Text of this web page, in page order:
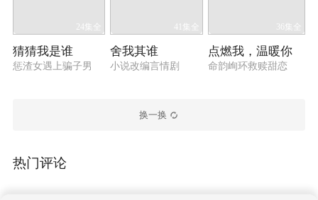
24集全
猜猜我是谁
惩渣女遇上骗子男
41集全
舍我其谁
小说改编言情剧
36集全
点燃我，温暖你
命韵峋环救赎甜恋
换一换
热门评论